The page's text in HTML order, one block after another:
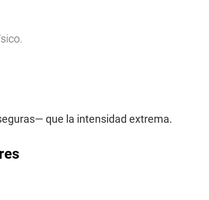
que la intensidad extrema.